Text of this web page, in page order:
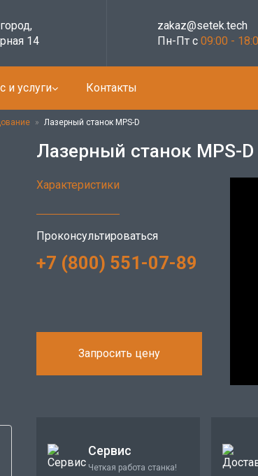
14
zakaz@setek.tech
Пн-Пт с 09:00 -
и услуги Контакты
» Лазерный станок MPS-D
Лазерный станок MPS-D
Характеристики
Проконсультироваться
+7 (800) 551-07-89
Запросить цену
Сервис
Четкая работа станка!